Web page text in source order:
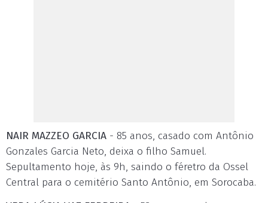
NAIR MAZZEO GARCIA - 85 anos, casado com Antônio
Gonzales Garcia Neto, deixa o filho Samuel.
Sepultamento hoje, às 9h, saindo o féretro da Ossel
Central para o cemitério Santo Antônio, em Sorocaba.